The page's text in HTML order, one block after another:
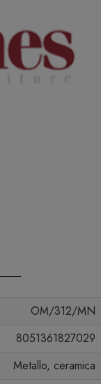
OM/312/MN
8051361827029
Metallo, ceramica